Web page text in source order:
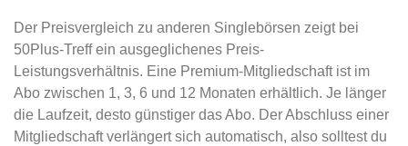
Der Preisvergleich zu anderen Singlebörsen zeigt bei
50Plus-Treff ein ausgeglichenes Preis-
Leistungsverhältnis. Eine Premium-Mitgliedschaft ist im
Abo zwischen 1, 3, 6 und 12 Monaten erhältlich. Je länger
die Laufzeit, desto günstiger das Abo. Der Abschluss einer
Mitgliedschaft verlängert sich automatisch, also solltest du